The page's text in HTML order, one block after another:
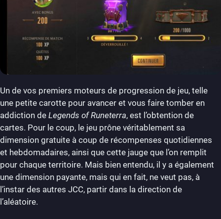
Un de vos premiers moteurs de progression de jeu, telle
une petite carotte pour avancer et vous faire tomber en
addiction de Legends of Runeterra, est l’obtention de
cartes. Pour le coup, le jeu prône véritablement sa
dimension gratuite à coup de récompenses quotidiennes
et hebdomadaires, ainsi que cette jauge que l’on remplit
pour chaque territoire. Mais bien entendu, il y a également
une dimension payante, mais qui en fait, ne veut pas, à
l’instar des autres JCC, partir dans la direction de
l’aléatoire.